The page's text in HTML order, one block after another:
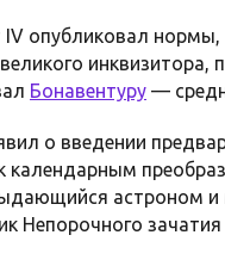
IV опубликовал
инквизитора,
Бонавентуру —
о введении
календарным
астроном и
Непорочного зачатия